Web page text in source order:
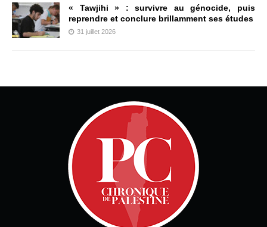
« Tawjihi » : survivre au génocide, puis
reprendre et conclure brillamment ses études
31 juillet 2026